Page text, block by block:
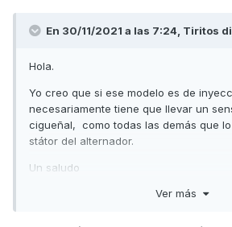
En 30/11/2021 a las 7:24, Tiritos
Hola.
Yo creo que si ese modelo es de
necesariamente tiene que llevar un
cigueñal, como todas las demás que
státor del alternador.
Un saludo
Ver más